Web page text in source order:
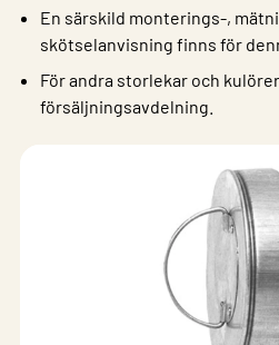
En särskild monterings-,
skötselanvisning finns för
För andra storlekar och
försäljningsavdelning.